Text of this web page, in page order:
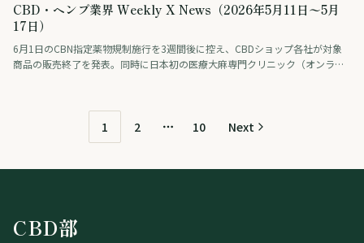
CBD・ヘンプ業界 Weekly X News（2026年5月11日〜5月
17日）
6月1日のCBN指定薬物規制施行を3週間後に控え、CBDショップ各社が対象
商品の販売終了を発表。同時に日本初の医療大麻専門クリニック（オンライ
ハーブ医学店に限定する厳格化へ。米国ではメイン州ヘンプ法の抜け穴問
題、欧州ではEU Novel Food規制をめぐる綱引きが続く。5/11〜5/17の業界
動向を地域別にまとめました。
1 2 More pages
10 Next
CBD部